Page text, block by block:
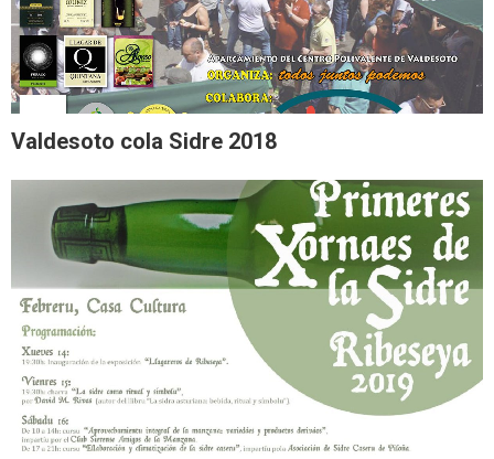
Valdesoto cola Sidre 2018